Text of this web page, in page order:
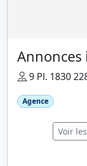
9 Pl. 1830
Agence
Voir